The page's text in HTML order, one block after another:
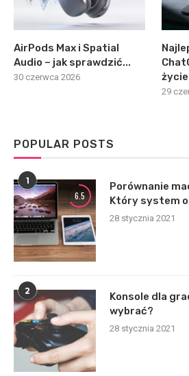
AirPods Max i Spatial
Audio – jak sprawdzić...
30 czerwca 2026
życie
29
POPULAR POSTS
1
6.5
Porównanie
Który system
28 stycznia 2021
2
Konsole dla
wybrać?
28 stycznia 2021